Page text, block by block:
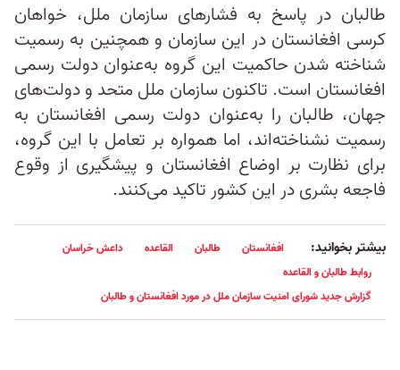
طالبان در پاسخ به فشارهای سازمان ملل، خواهان
کرسی افغانستان در این سازمان و همچنین به رسمیت
شناخته شدن حاکمیت این گروه به‌عنوان دولت رسمی
افغانستان است. تاکنون سازمان ملل متحد و دولت‌های
جهان، طالبان را به‌عنوان دولت رسمی افغانستان به
رسمیت نشناخته‌اند، اما همواره بر تعامل با این گروه،
برای نظارت بر اوضاع افغانستان و پیشگیری از وقوع
فاجعه بشری در این کشور تاکید می‌کنند.
بیشتر بخوانید: افغانستان طالبان القاعده
داعش خراسان
روابط طالبان و القاعده
گزارش جدید شورای امنیت سازمان ملل در مورد افغانستان و طالبان